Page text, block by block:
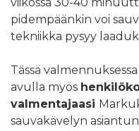
pidempäänkin voi
tekniikka pysyy
Tässä
avulla myös
valmentajaasi
sauvakävelyn